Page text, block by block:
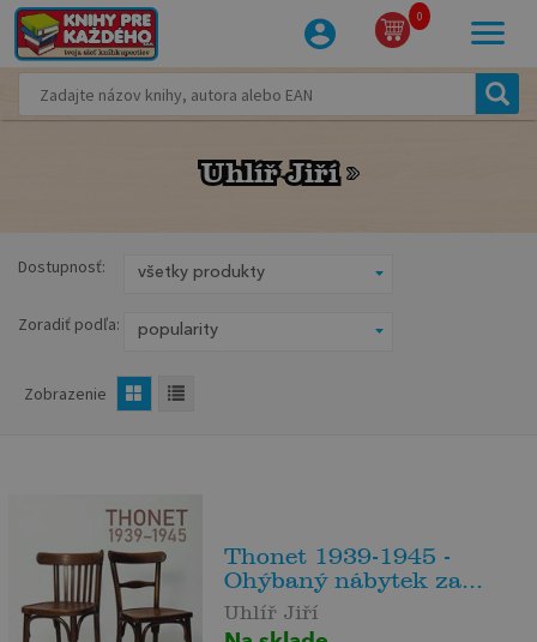
0
Uhlíř Jiří
Uhlíř Jiří
Dostupnosť:
Zoradiť podľa:
Zobrazenie
Thonet 1939-1945 -
Ohýbaný nábytek za...
Uhlíř Jiří